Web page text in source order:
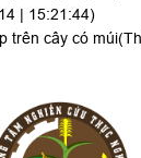
| 15:21:44)
trên cây có múi